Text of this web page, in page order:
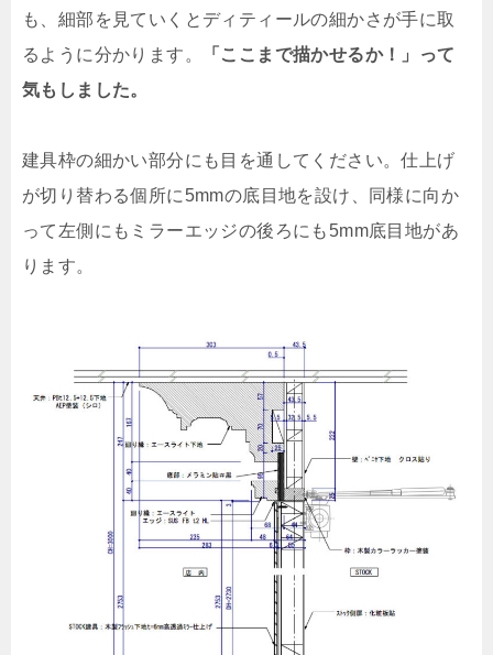
も、細部を見ていくとディティールの細かさが手に取
るように分かります。
「ここまで描かせるか！」って
気もしました。
建具枠の細かい部分にも目を通してください。仕上げ
が切り替わる個所に5mmの底目地を設け、同様に向か
って左側にもミラーエッジの後ろにも5mm底目地があ
ります。